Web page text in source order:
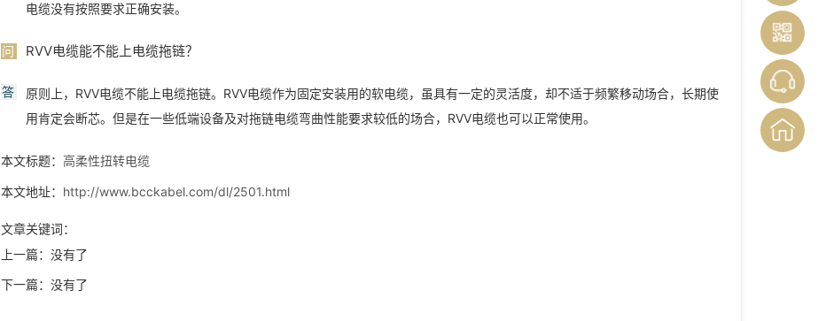
电缆没有按照要求正确安装。
问 RVV电缆能不能上电缆拖链？
答
原则上，RVV电缆不能上电缆拖链。RVV电缆作为固定安装用的软电缆，虽具有一定的灵活度，却不适于频繁移动场合，长期使
用肯定会断芯。但是在一些低端设备及对拖链电缆弯曲性能要求较低的场合，RVV电缆也可以正常使用。
本文标题： 高柔性扭转电缆
本文地址： http://www.bcckabel.com/dl/2501.html
文章关键词：
上一篇：没有了
下一篇：没有了